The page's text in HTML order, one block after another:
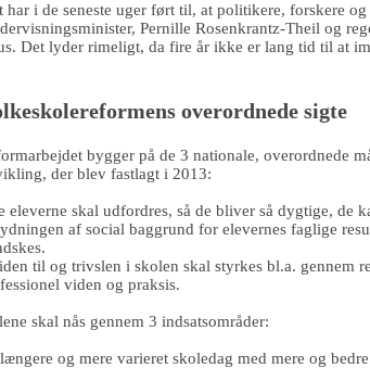
har i de seneste uger ført til, at politikere, forskere
Pernille Rosenkrantz-Theil og
Det lyder rimeligt, da fire år ikke er lang tid til at
overordnede sigte
bygger på de 3 nationale, overordnede
der blev fastlagt i 2013:
eleverne skal udfordres, så de bliver så dygtige, de
af social baggrund for elevernes faglige
til og trivslen i skolen skal styrkes bl.a. gennem
viden og praksis.
skal nås gennem 3 indsatsområder:
og mere varieret skoledag med mere og